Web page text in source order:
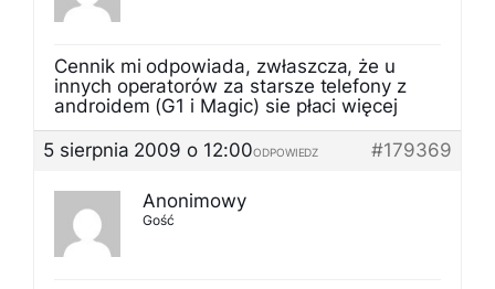
Cennik mi odpowiada, zwłaszcza, że u
innych operatorów za starsze telefony z
androidem (G1 i Magic) sie płaci więcej
5 sierpnia 2009 o 12:00
#179369
ODPOWIEDZ
Anonimowy
Gość